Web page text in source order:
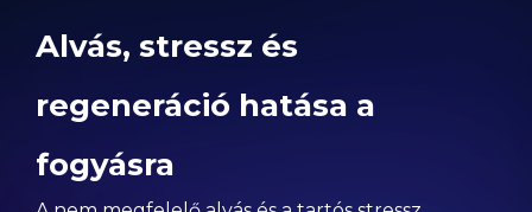
Alvás, stressz és
regeneráció hatása a
fogyásra